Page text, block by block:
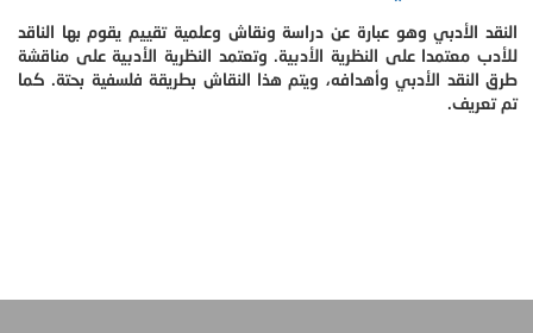
النقد الأدبي وهو عبارة عن دراسة ونقاش وعلمية تقييم يقوم بها الناقد
للأدب معتمدا على النظرية الأدبية. وتعتمد النظرية الأدبية على مناقشة
طرق النقد الأدبي وأهدافه، ويتم هذا النقاش بطريقة فلسفية بحتة. كما
تم تعريف.